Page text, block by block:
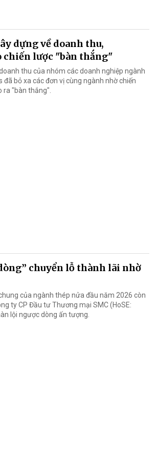
dựng về doanh thu,
chiến lược "bàn thắng"
thu của nhóm các doanh nghiệp ngành
đã bỏ xa các đơn vị cùng ngành nhờ chiến
ra "bàn thắng".
chuyển lỗ thành lãi nhờ
của ngành thép nửa đầu năm 2026 còn
ty CP Đầu tư Thương mại SMC (HoSE:
lội ngược dòng ấn tượng.